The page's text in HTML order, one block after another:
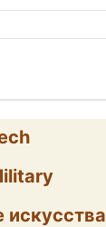
искусства